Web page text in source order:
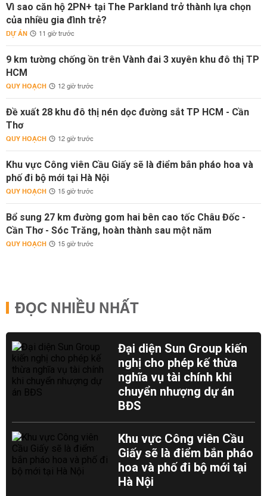
Vì sao căn hộ 2PN+ tại The Parkland trở thành lựa chọn
của nhiều gia đình trẻ?
DỰ ÁN 11 giờ trước
9 km tường chống ồn trên Vành đai 3 xuyên khu đô thị TP
HCM
QUY HOẠCH 12 giờ trước
Đề xuất 28 khu đô thị nén dọc đường sắt TP HCM - Cần
Thơ
QUY HOẠCH 12 giờ trước
Khu vực Công viên Cầu Giấy sẽ là điểm bắn pháo hoa và
phố đi bộ mới tại Hà Nội
QUY HOẠCH 15 giờ trước
Bổ sung 27 km đường gom hai bên cao tốc Châu Đốc -
Cần Thơ - Sóc Trăng, hoàn thành sau một năm
QUY HOẠCH 15 giờ trước
ĐỌC NHIỀU NHẤT
Đại diện Sun Group kiến
nghị cho phép kế thừa
nghĩa vụ tài chính khi
chuyển nhượng dự án
BĐS
Khu vực Công viên Cầu
Giấy sẽ là điểm bắn pháo
hoa và phố đi bộ mới tại
Hà Nội